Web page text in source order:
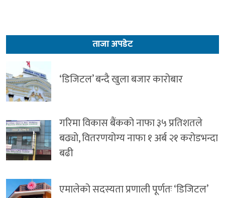
ताजा अपडेट
‘डिजिटल’ बन्दै खुला बजार कारोबार
गरिमा विकास बैंकको नाफा ३५ प्रतिशतले
बढ्यो, वितरणयोग्य नाफा १ अर्ब २१ करोडभन्दा
बढी
एमालेको सदस्यता प्रणाली पूर्णतः ‘डिजिटल’